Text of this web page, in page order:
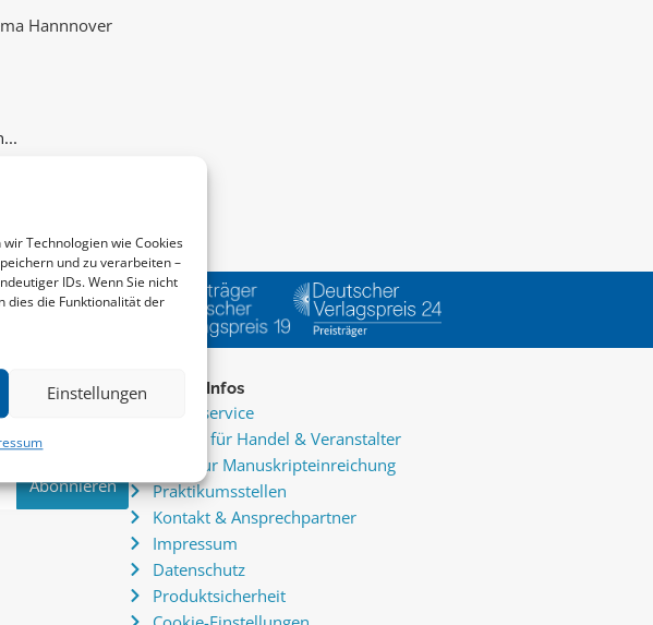
Technologien wie Cookies
und zu verarbeiten –
IDs. Wenn Sie nicht
dies die Funktionalität der
Einstellungen
Hannnover
im zu
Service & Infos
Presseservice
Service für Handel & Veranstalter
Infos zur Manuskripteinreichung
Praktikumsstellen
Kontakt & Ansprechpartner
Impressum
Datenschutz
Produktsicherheit